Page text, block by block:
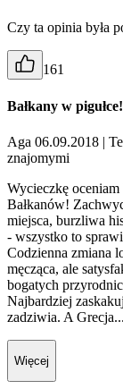
Czy ta opinia była
161
Bałkany w pigułce!
Aga 06.09.2018 |
znajomymi
Wycieczkę
Bałkanów!
miejsca, burzliwa
- wszystko to
Codzienna zmiana
męcząca, ale
bogatych
Najbardziej
zadziwia. A
Więcej